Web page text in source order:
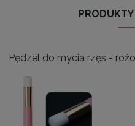
Pędzel do mycia rzęs -